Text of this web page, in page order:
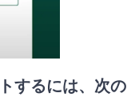
するには、次の